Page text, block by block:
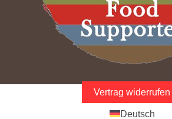
Vertrag widerrufen
Deutsch